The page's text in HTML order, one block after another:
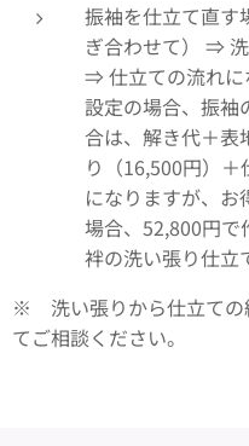
振袖を仕立て直
ぎ合わせて） ⇒
⇒ 仕立ての流れに
設定の場合、振袖
合は、解き代＋表
り（16,500円）
になりますが、お
場合、52,800円で
袢の洗い張り仕立
※ 洗い張りから仕立ての
てご相談ください。